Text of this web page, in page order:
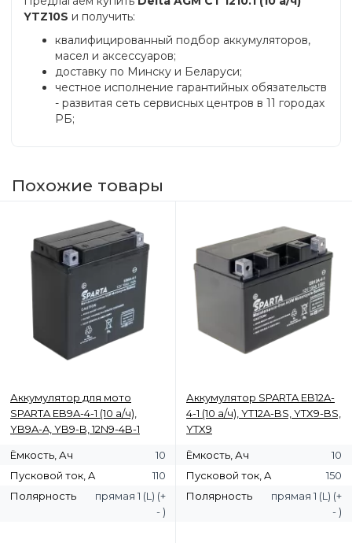
YTZ10S и получить:
квалифицированный подбор аккумуляторов,
масел и аксессуаров;
доставку по Минску и Беларуси;
честное исполнение гарантийных обязательств
- развитая сеть сервисных центров в 11 городах
РБ;
Похожие товары
Аккумулятор для мото
SPARTA EB9A-4-1 (10 а/ч),
YB9A-A, YB9-B, 12N9-4B-1
Ёмкость, Ач
10
Пусковой ток, A
110
Полярность
прямая 1 (L) (+
- )
Аккумулятор SPARTA EB12A-
4-1 (10 а/ч), YT12A-BS, YTX9-BS,
YTX9
Ёмкость, Ач
10
Пусковой ток, A
150
Полярность
прямая 1 (L) (+
- )